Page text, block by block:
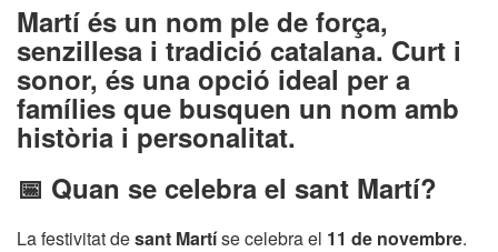
Martí és un nom ple de força,
senzillesa i tradició catalana. Curt i
sonor, és una opció ideal per a
famílies que busquen un nom amb
història i personalitat.
📅 Quan se celebra el sant Martí?
La festivitat desant Martíse celebra el 11 de novembre.